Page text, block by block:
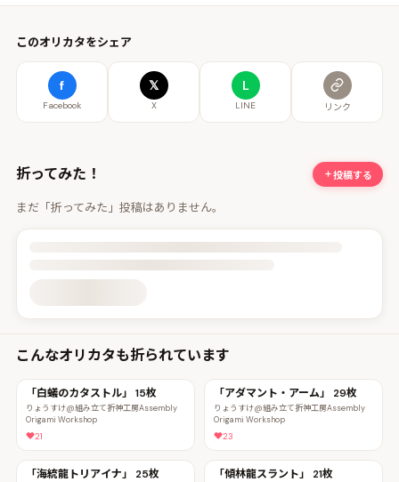
このオリカタをシェア
f
Facebook
𝕏
X
L
LINE リンク
折ってみた！ 投稿する
まだ「折ってみた」投稿はありません。
投稿詳細を読み込んでいます
こんなオリカタも折られています
「白蟻のカタストル」 15枚
りょうすけ@組み立て折神工房Assembly
Origami Workshop
21
「アダマント・アーム」 29枚
りょうすけ@組み立て折神工房Assembly
Origami Workshop
23
「海統龍トリアイナ」 25枚 「傾林龍スラント」 21枚